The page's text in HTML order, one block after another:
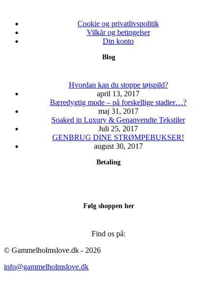
Cookie og privatlivspolitik
Vilkår og betingelser
Din konto
Blog
Hvordan kan du stoppe tøjspild?
april 13, 2017
Bæredygtig mode – på forskellige stadier…?
maj 31, 2017
Soaked in Luxury & Genanvendte Tekstiler
Juli 25, 2017
GENBRUG DINE STRØMPEBUKSER!
august 30, 2017
Betaling
Følg shoppen her
Find os på:
© Gammelholmslove.dk - 2026
info@gammelholmslove.dk